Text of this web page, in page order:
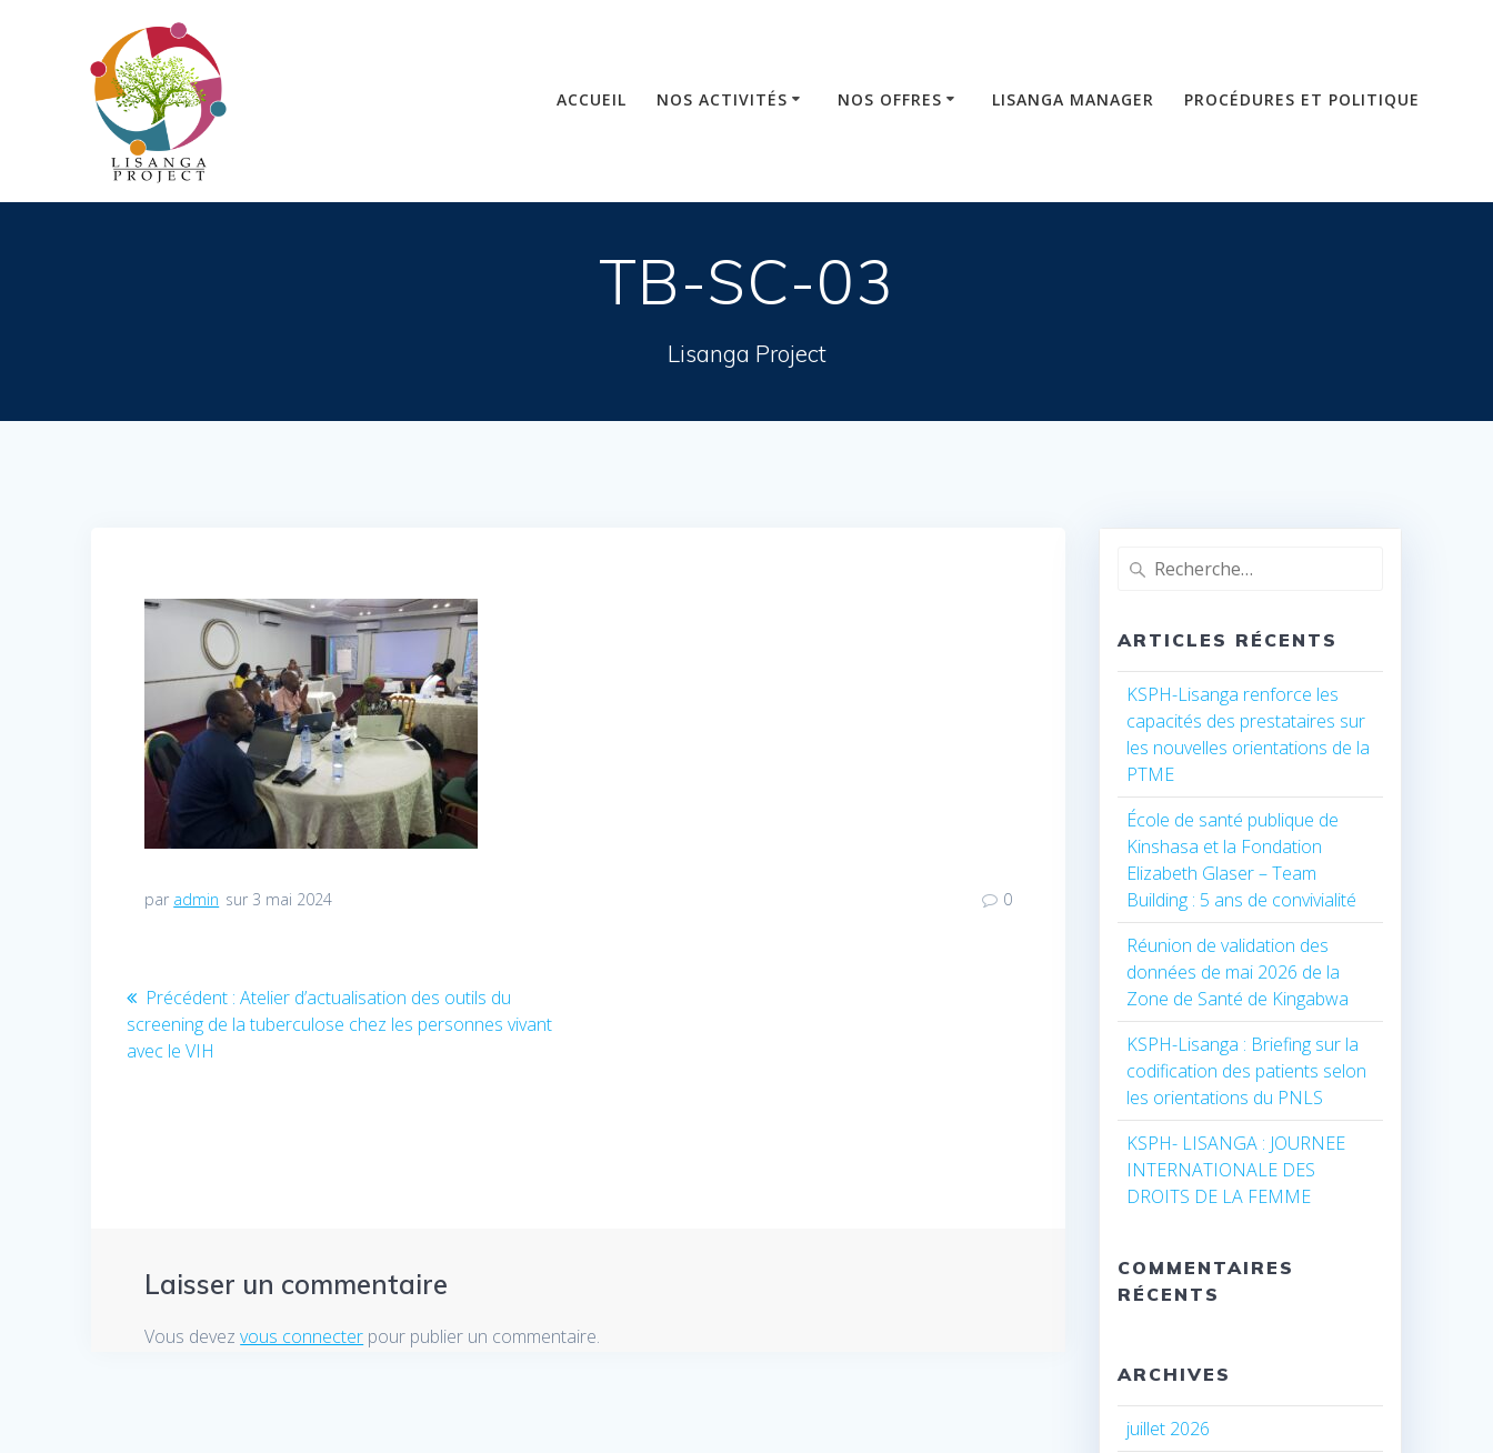
ACCUEIL NOS ACTIVITÉS NOS OFFRES LISANGA MANAGER PROCÉDURES ET POLITIQUE
TB-SC-03
Lisanga Project
par admin sur 3 mai 2024 0
Navigation
de
Précédent : Article
précédent
Atelier d’actualisation des outils du
screening de la tuberculose chez les personnes vivant
avec le VIH
Laisser un commentaire
Vous devezvous connecter pour publier un commentaire.
Recherche
ARTICLES RÉCENTS
KSPH-Lisanga renforce les
capacités des prestataires sur
les nouvelles orientations de la
PTME
École de santé publique de
Kinshasa et la Fondation
Elizabeth Glaser – Team
Building : 5 ans de convivialité
Réunion de validation des
données de mai 2026 de la
Zone de Santé de Kingabwa
KSPH-Lisanga : Briefing sur la
codification des patients selon
les orientations du PNLS
KSPH- LISANGA : JOURNEE
INTERNATIONALE DES
DROITS DE LA FEMME
COMMENTAIRES
RÉCENTS
ARCHIVES
juillet 2026